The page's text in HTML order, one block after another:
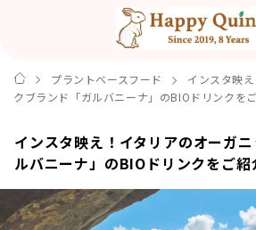
プラントベースフード
インスタ映
クブランド「ガルバニーナ」のBIOドリンクを
インスタ映え！イタリアのオーガ
ルバニーナ」のBIOドリンクをご紹